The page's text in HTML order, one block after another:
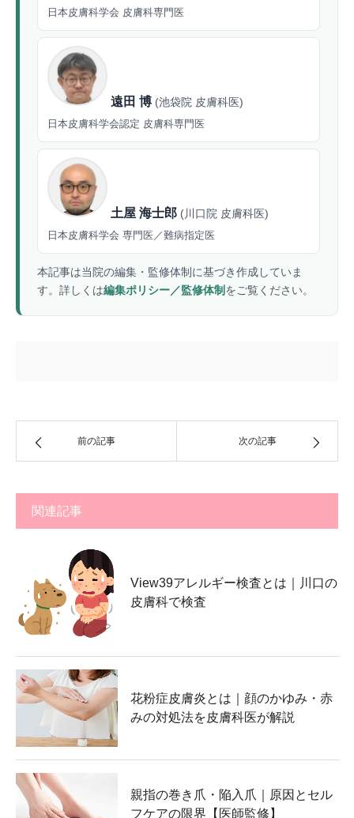
日本皮膚科学会 皮膚科専門医
遠田 博 (池袋院 皮膚科医)
日本皮膚科学会認定 皮膚科専門医
土屋 海士郎 (川口院 皮膚科医)
日本皮膚科学会 専門医／難病指定医
本記事は当院の編集・監修体制に基づき作成していま
す。詳しくは編集ポリシー／監修体制 をご覧ください。
前の記事 次の記事
関連記事
View39アレルギー検査とは｜川口の
皮膚科で検査
花粉症皮膚炎とは｜顔のかゆみ・赤
みの対処法を皮膚科医が解説
親指の巻き爪・陥入爪｜原因とセル
フケアの限界【医師監修】